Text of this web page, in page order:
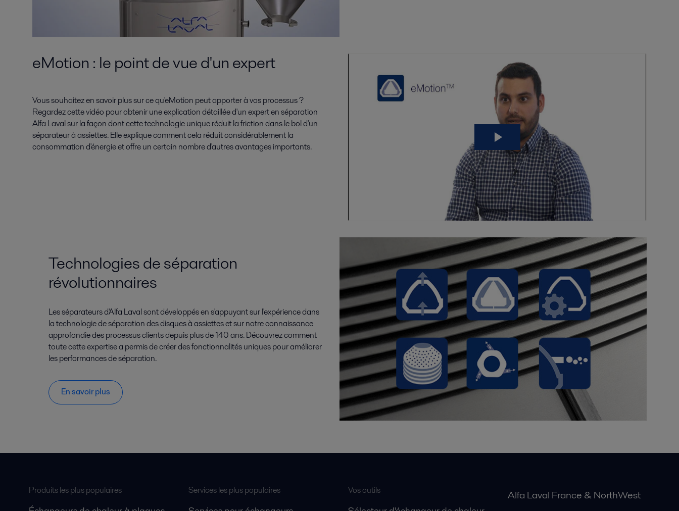
eMotion : le point de vue d'un expert
Vous souhaitez en savoir plus sur ce qu'eMotion peut apporter à vos processus ?
Regardez cette vidéo pour obtenir une explication détaillée d'un expert en séparation
Alfa Laval sur la façon dont cette technologie unique réduit la friction dans le bol d'un
séparateur à assiettes. Elle explique comment cela réduit considérablement la
consommation d'énergie et offre un certain nombre d'autres avantages importants.
Technologies de séparation
révolutionnaires
Les séparateurs d'Alfa Laval sont développés en s'appuyant sur l'expérience dans
la technologie de séparation des disques à assiettes et sur notre connaissance
approfondie des processus clients depuis plus de 140 ans. Découvrez comment
toute cette expertise a permis de créer des fonctionnalités uniques pour améliorer
les performances de séparation.
En savoir plus
Produits les plus populaires Services les plus populaires Vos outils
Alfa Laval France & NorthWest